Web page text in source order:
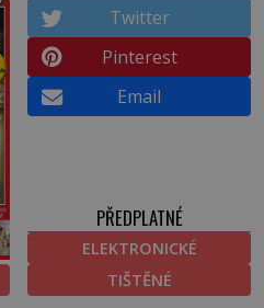
Twitter
Pinterest
Email
PŘEDPLATNÉ
ELEKTRONICKÉ
TIŠTĚNÉ